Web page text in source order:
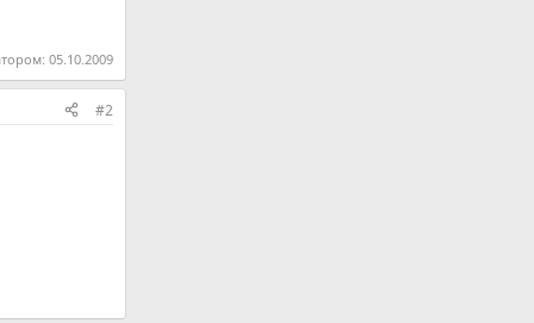
05.10.2009
#2